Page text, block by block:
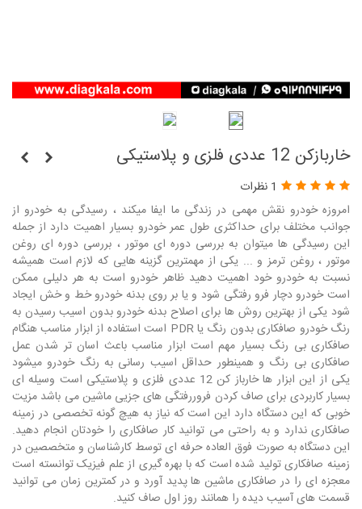
خاربازکن 12 عددی فلزی و پلاستیکی
1 نظرات
امروزه خودرو نقش مهمی در زندگی ما ایفا میکند ، رسیدگی به خودرو از
جوانب مختلف برای حداکثری طول عمر خودرو بسیار اهمیت دارد از جمله
این رسیدگی ها میتوان به بررسی دوره ای موتور ، بررسی دوره ای روغن
موتور ، روغن ترمز و ... یکی از مهمترین گزینه هایی که لازم است همیشه
نسبت به خودرو خود اهمیت دهید ظاهر خودرو است به هر دلیلی ممکن
است خودرو دچار فرو رفتگی شود و یا بر روی بدنه خودرو خط و خش ایجاد
شود یکی از بهترین روش ها برای اصلاح بدنه خودرو بدون اسیب رسیدن به
رنگ خودرو صافکاری بدون رنگ یا PDR است استفاده از ابزار مناسب هنگام
صافکاری بی رنگ بسیار مهم است ابزار مناسب باعث اسان تر شدن عمل
صافکاری بی رنگ و همینطور حداقل اسیب رسانی به رنگ خودرو میشود
یکی از این ابزار ها خارباز کن 12 عددی فلزی و پلاستیکی است وسیله ای
بسیار کاربردی برای صاف کردن فروررفتگی های جزیی ماشین می باشد مزیت
خوبی که این دستگاه دارد این است که نیاز به هیچ گونه تخصصی در زمینه
صافکاری ندارد و به راحتی می توانید کار صافکاری را خودتان انجام دهید.
این دستگاه به صورت فوق العاده حرفه ای توسط کارشناسان و متخصصین در
زمینه صافکاری تولید شده است که با بهره گیری از علم فیزیک توانسته است
معجزه ای را در صافکاری ماشین ها پدید آورد و در کمترین زمان می توانید
قسمت های آسیب دیده را همانند روز اول صاف کنید.